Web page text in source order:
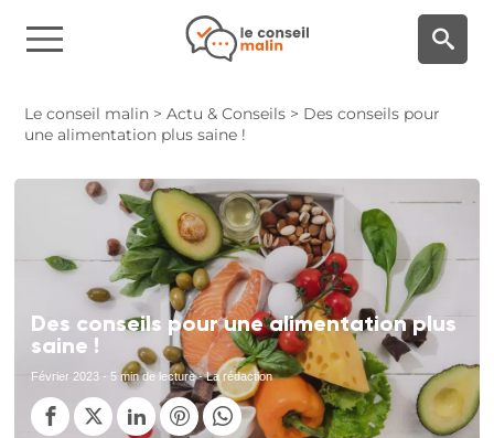
Le conseil malin >Actu & Conseils > Des conseils pour
une alimentation plus saine !
Des conseils pour une alimentation plus
saine !
Février 2023 - 5 min de lecture - La rédaction